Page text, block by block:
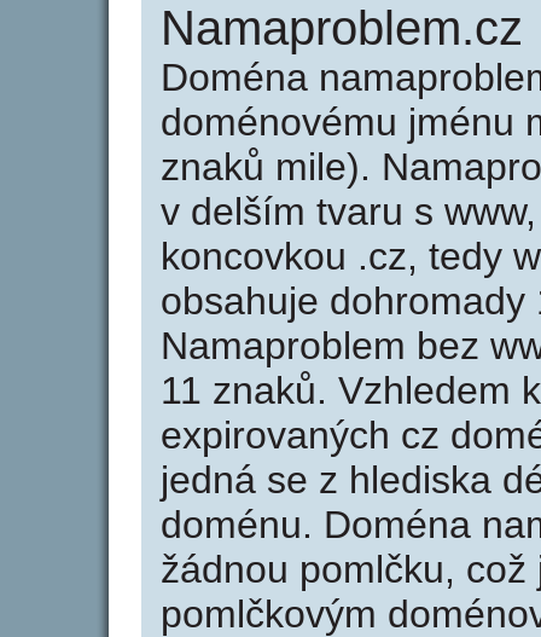
Namaproblem.cz
Doména
doménovému jménu
znaků mile).
v delším tvaru s
koncovkou .cz, tedy
obsahuje
Namaproblem bez
11 znaků. Vzhledem
expirovaných cz
jedná se z hlediska
doménu. Doména
žádnou pomlčku,
pomlčkovým